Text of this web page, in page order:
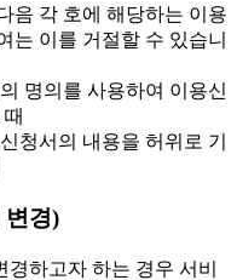
음 각 호에 해당하는 이용
는 이를 거절할 수 있습니
명의를 사용하여 이용신
청서의 내용을 허위로 기
변경)
하고자 하는 경우 서비